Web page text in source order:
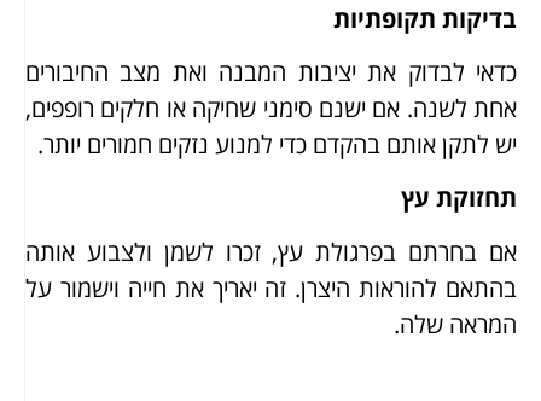
בדיקות תקופתיות
כדאי לבדוק את יציבות המבנה ואת מצב החיבורים
אחת לשנה. אם ישנם סימני שחיקה או חלקים רופפים,
יש לתקן אותם בהקדם כדי למנוע נזקים חמורים יותר.
תחזוקת עץ
אם בחרתם בפרגולת עץ, זכרו לשמן ולצבוע אותה
בהתאם להוראות היצרן. זה יאריך את חייה וישמור על
המראה שלה.